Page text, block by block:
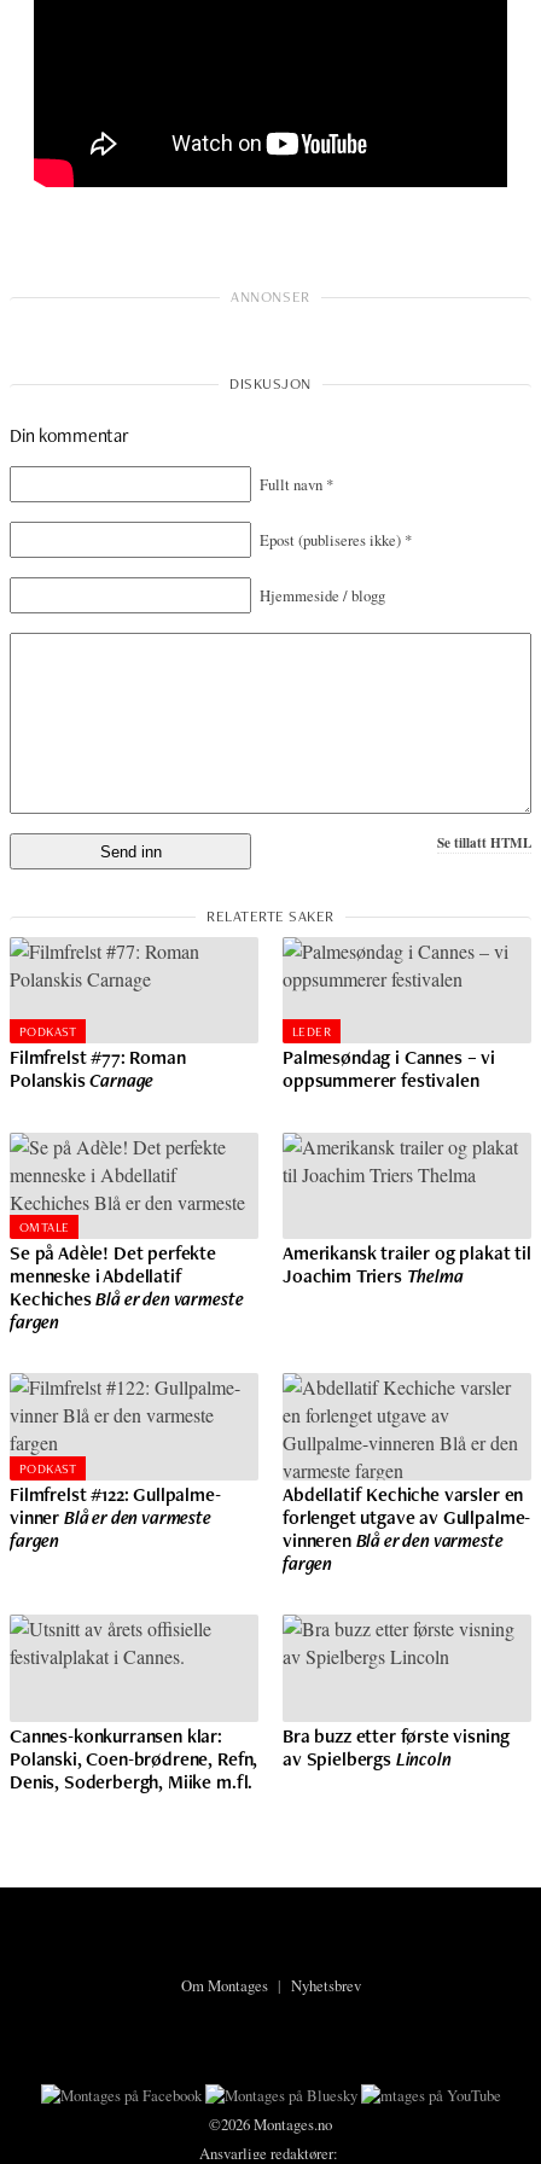
Din kommentar
Fullt navn *
Epost(publiseres ikke) *
Hjemmeside / blogg
Se tillatt HTML
PODKAST
Filmfrelst #77: Roman
PolanskisCarnage
LEDER
Palmesøndag i Cannes – vi
oppsummerer festivalen
OMTALE
Se på Adèle! Det perfekte
menneske i Abdellatif
KechichesBlå er den varmeste
fargen
Amerikansk trailer og plakat til
Joachim Triers Thelma
PODKAST
Filmfrelst #122: Gullpalme-
vinnerBlå er den varmeste
fargen
Abdellatif Kechiche varsler en
forlenget utgave av Gullpalme-
vinnerenBlå er den varmeste
fargen
Cannes-konkurransen klar:
Polanski, Coen-brødrene, Refn,
Denis, Soderbergh, Miike m.fl.
Bra buzz etter første visning
av SpielbergsLincoln
Om Montages| Nyhetsbrev
©2026 Montages.no
Ansvarlige redaktører: